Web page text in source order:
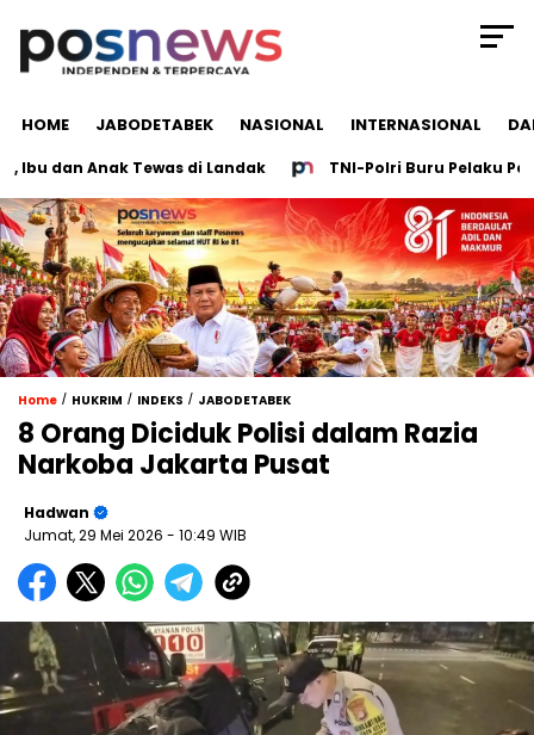
HOME JABODETABEK NASIONAL INTERNASIONAL
dan Anak Tewas di Landak TNI-Polri Buru Pelaku
Home / HUKRIM / INDEKS / JABODETABEK
8 Orang Diciduk Polisi dalam Razia
Narkoba Jakarta Pusat
Hadwan
Jumat, 29 Mei 2026 - 10:49 WIB